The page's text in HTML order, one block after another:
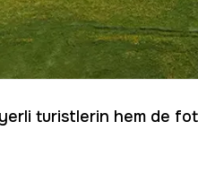
turistlerin hem de